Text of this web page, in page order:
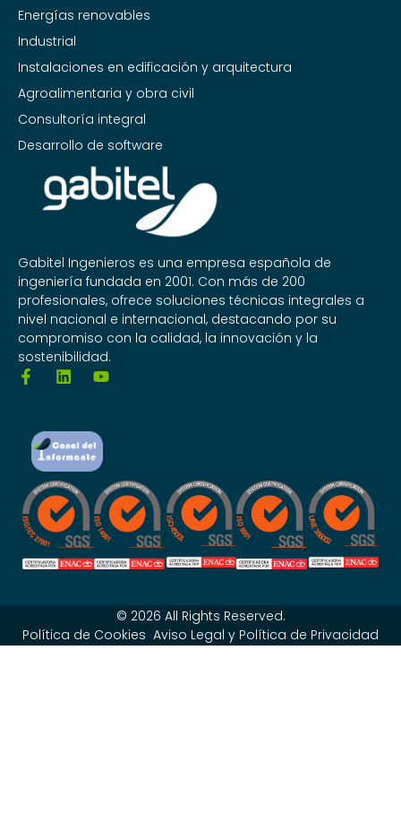
Gabitel Ingenieros es una empresa española de
ingeniería fundada en 2001. Con más de 200
profesionales, ofrece soluciones técnicas integrales a
nivel nacional e internacional, destacando por su
compromiso con la calidad, la innovación y la
sostenibilidad.
Energías renovables
Industrial
Instalaciones en edificación y arquitectura
Agroalimentaria y obra civil
Consultoría integral
Desarrollo de software
© 2026 All Rights Reserved.
Política de Cookies Aviso Legal y Política de Privacidad